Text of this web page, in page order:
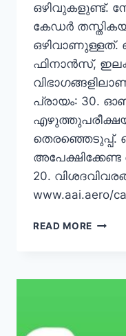
ഒഴിവുകളുണ്ട്.
കേഡർ
ഒഴിവാണുള്ളത്.
ഫിനാൻസ്,
പ്രായം: 30.
20.
READ MORE